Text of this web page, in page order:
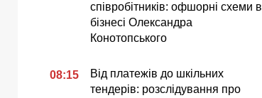
співробітників: офшорні схеми в
бізнесі Олександра
Конотопського
08:15
Від платежів до шкільних
тендерів: розслідування про